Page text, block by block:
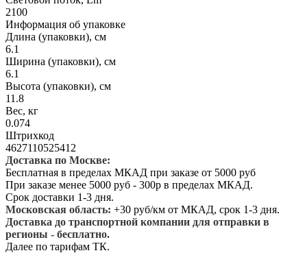
2100
Информация об упаковке
Длина (упаковки), см
6.1
Ширина (упаковки), см
6.1
Высота (упаковки), см
11.8
Вес, кг
0.074
Штрихкод
4627110525412
Доставка по Москве:
Бесплатная в пределах МКАД при заказе от 5000 руб
При заказе менее 5000 руб - 300р в пределах МКАД.
Срок доставки 1-3 дня.
Московская область: +30 руб/км от МКАД, срок 1-3 дня.
Доставка до транспортной компании для отправки в
регионы - бесплатно.
Далее по тарифам ТК.